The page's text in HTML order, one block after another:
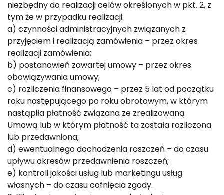
niezbędny do realizacji celów określonych w pkt. 2, z
tym że w przypadku realizacji:
a) czynności administracyjnych związanych z
przyjęciem i realizacją zamówienia – przez okres
realizacji zamówienia;
b) postanowień zawartej umowy – przez okres
obowiązywania umowy;
c) rozliczenia finansowego – przez 5 lat od początku
roku następującego po roku obrotowym, w którym
nastąpiła płatność związana ze zrealizowaną
Umową lub w którym płatność ta została rozliczona
lub przedawniona;
d) ewentualnego dochodzenia roszczeń – do czasu
upływu okresów przedawnienia roszczeń;
e) kontroli jakości usług lub marketingu usług
własnych – do czasu cofnięcia zgody.